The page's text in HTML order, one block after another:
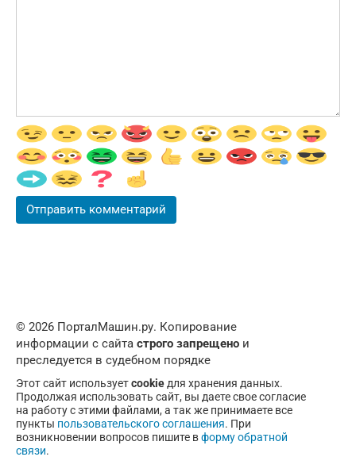
© 2026 ПорталМашин.ру. Копирование
информации с сайта строго запрещено и
преследуется в судебном порядке
Этот сайт используетcookie для хранения данных.
Продолжая использовать сайт, вы даете свое согласие
на работу с этими файлами, а так же принимаете все
пункты пользовательского соглашения. При
возникновении вопросов пишите вформу обратной
связи.